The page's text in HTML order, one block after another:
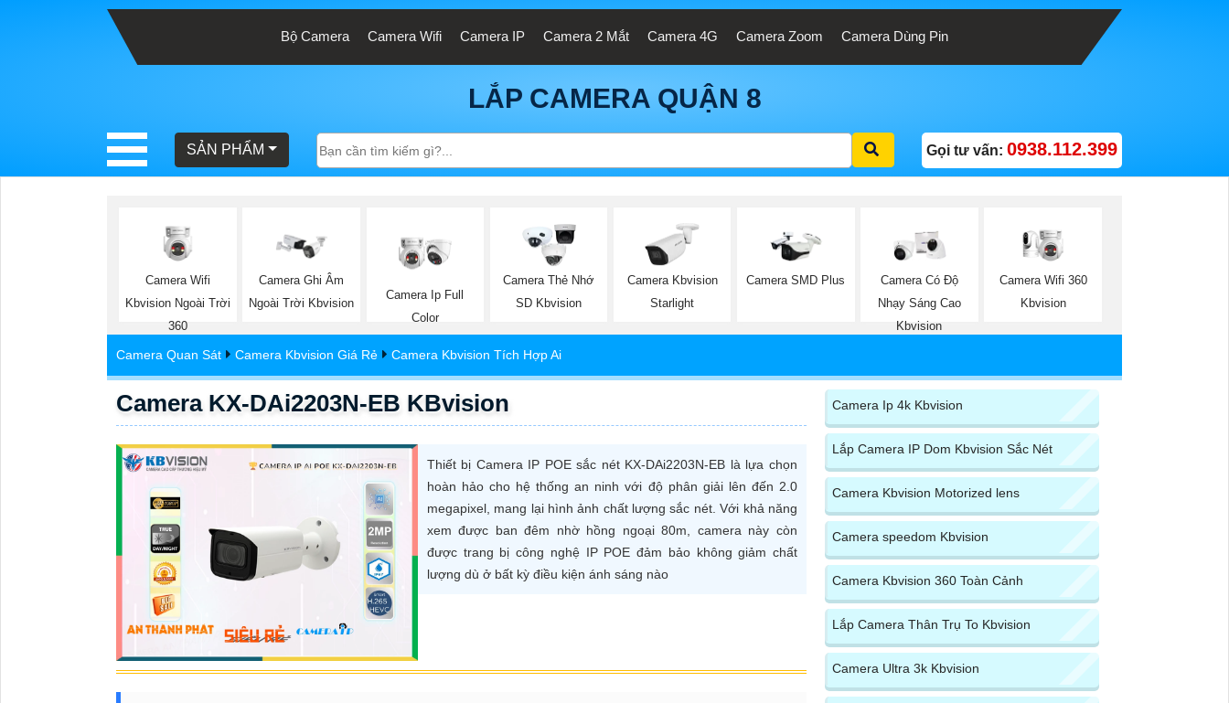
Bộ Camera Camera Wifi Camera IP Camera 2 Mắt Camera 4G Camera Zoom Camera Dùng Pin
LẮP CAMERA QUẬN 8
SẢN PHẨM Gọi tư vấn: 0938.112.399
Camera Wifi
Kbvision Ngoài Trời
360
Camera Ghi Âm
Ngoài Trời Kbvision
Camera Ip Full
Color
Camera Thẻ Nhớ
SD Kbvision
Camera Kbvision
Starlight
Camera SMD Plus
Camera Có Độ
Nhạy Sáng Cao
Kbvision
Camera Wifi 360
Kbvision
Camera Quan Sát Camera Kbvision Giá Rẻ Camera Kbvision Tích Hợp Ai
Camera KX-DAi2203N-EB KBvision
Thiết bị Camera IP POE sắc nét KX-DAi2203N-EB là lựa chọn
hoàn hảo cho hệ thống an ninh với độ phân giải lên đến 2.0
megapixel, mang lại hình ảnh chất lượng sắc nét. Với khả năng
xem được ban đêm nhờ hồng ngoại 80m, camera này còn
được trang bị công nghệ IP POE đảm bảo không giảm chất
lượng dù ở bất kỳ điều kiện ánh sáng nào
Camera Ip 4k Kbvision
Lắp Camera IP Dom Kbvision Sắc Nét
Camera Kbvision Motorized lens
Camera speedom Kbvision
Camera Kbvision 360 Toàn Cảnh
Lắp Camera Thân Trụ To Kbvision
Camera Ultra 3k Kbvision